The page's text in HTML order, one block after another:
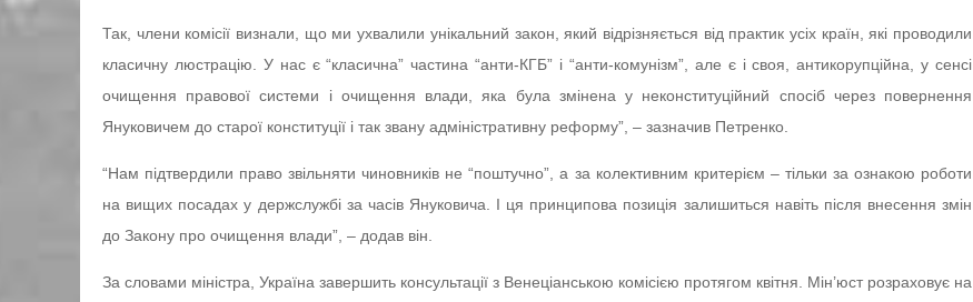
Так, члени комісії визнали, що ми ухвалили унікальний закон, який відрізняється від практик усіх країн, які проводили
класичну люстрацію. У нас є “класична” частина “анти-КГБ” і “анти-комунізм”, але є і своя, антикорупційна, у сенсі
очищення правової системи і очищення влади, яка була змінена у неконституційний спосіб через повернення
Януковичем до старої конституції і так звану адміністративну реформу”, – зазначив Петренко.
“Нам підтвердили право звільняти чиновників не “поштучно”, а за колективним критерієм – тільки за ознакою роботи
на вищих посадах у держслужбі за часів Януковича. І ця принципова позиція залишиться навіть після внесення змін
до Закону про очищення влади”, – додав він.
За словами міністра, Україна завершить консультації з Венеціанською комісією протягом квітня. Мін’юст розраховує на